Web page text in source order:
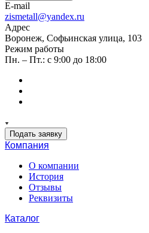
E-mail
zismetall@yandex.ru
Адрес
Воронеж, Софьинская улица, 103
Режим работы
Пн. – Пт.: с 9:00 до 18:00
Подать заявку
Компания
О компании
История
Отзывы
Реквизиты
Каталог